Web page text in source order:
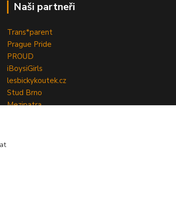
Naši partneři
Trans*parent
Prague Pride
PROUD
iBoysiGirls
lesbickykoutek.cz
Stud Brno
Mezipatra